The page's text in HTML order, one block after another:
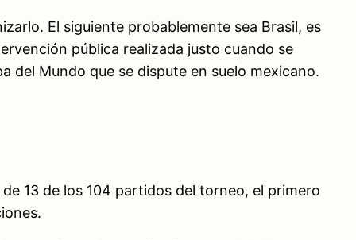
El siguiente probablemente sea Brasil, es
pública realizada justo cuando se
del Mundo que se dispute en suelo mexicano.
13 de los 104 partidos del torneo, el primero